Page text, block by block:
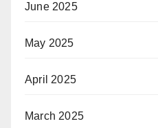
June 2025
May 2025
April 2025
March 2025